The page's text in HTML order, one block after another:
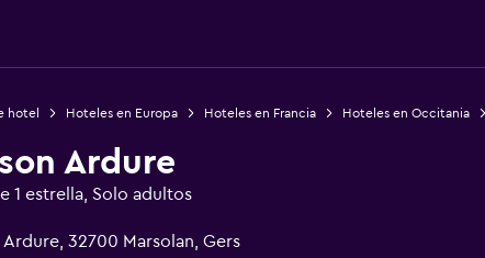
hotel Hoteles en Europa Hoteles en Francia Hoteles en Occitania
Ardure
1 estrella, Solo adultos
Ardure, 32700 Marsolan, Gers